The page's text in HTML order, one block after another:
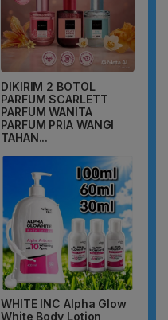
DIKIRIM 2 BOTOL
PARFUM SCARLETT
PARFUM WANITA
PARFUM PRIA WANGI
TAHAN...
WHITE INC Alpha Glow
White Body Lotion